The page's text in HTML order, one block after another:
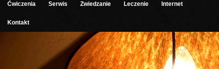
Ćwiczenia Serwis Zwiedzanie Leczenie Internet
Kontakt